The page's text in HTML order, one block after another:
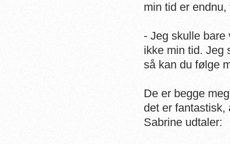
min tid er
- Jeg skulle
ikke min tid. Jeg
så kan du følge
De er begge
det er fantastisk,
Sabrine udtaler: